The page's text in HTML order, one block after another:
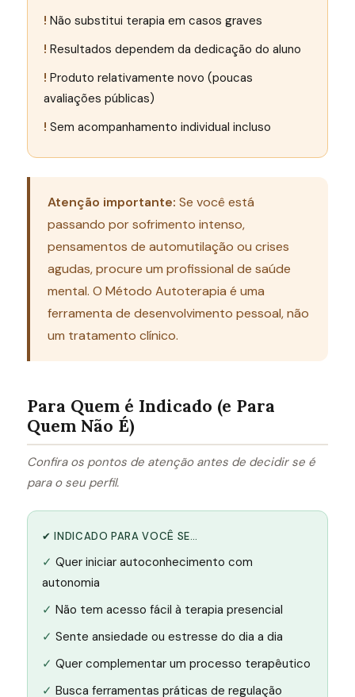
Não substitui terapia em casos graves
Resultados dependem da dedicação do aluno
Produto relativamente novo (poucas
avaliações públicas)
Sem acompanhamento individual incluso
Atenção importante: Se você está
passando por sofrimento intenso,
pensamentos de automutilação ou crises
agudas, procure um profissional de saúde
mental. O Método Autoterapia é uma
ferramenta de desenvolvimento pessoal, não
um tratamento clínico.
Para Quem é Indicado (e Para
Quem Não É)
Confira os pontos de atenção antes de decidir se é
para o seu perfil.
✔ INDICADO PARA VOCÊ SE…
Quer iniciar autoconhecimento com
autonomia
Não tem acesso fácil à terapia presencial
Sente ansiedade ou estresse do dia a dia
Quer complementar um processo terapêutico
Busca ferramentas práticas de regulação